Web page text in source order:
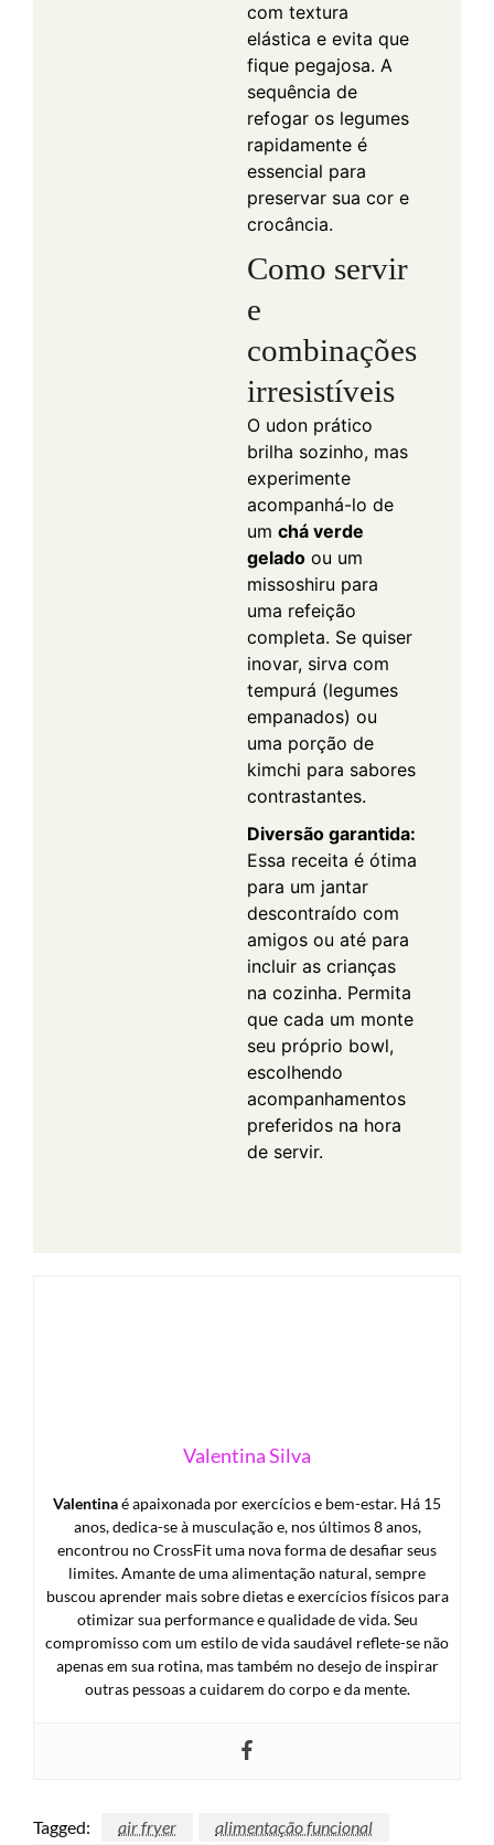
com textura
elástica e evita que
fique pegajosa. A
sequência de
refogar os legumes
rapidamente é
essencial para
preservar sua cor e
crocância.
Como servir
e
combinações
irresistíveis
O udon prático
brilha sozinho, mas
experimente
acompanhá-lo de
um chá verde
gelado ou um
missoshiru para
uma refeição
completa. Se quiser
inovar, sirva com
tempurá (legumes
empanados) ou
uma porção de
kimchi para sabores
contrastantes.
Diversão garantida:
Essa receita é ótima
para um jantar
descontraído com
amigos ou até para
incluir as crianças
na cozinha. Permita
que cada um monte
seu próprio bowl,
escolhendo
acompanhamentos
preferidos na hora
de servir.
Valentina Silva
Valentinaé apaixonada por exercícios e bem-estar. Há 15
anos, dedica-se à musculação e, nos últimos 8 anos,
encontrou no CrossFit uma nova forma de desafiar seus
limites. Amante de uma alimentação natural, sempre
buscou aprender mais sobre dietas e exercícios físicos para
otimizar sua performance e qualidade de vida. Seu
compromisso com um estilo de vida saudável reflete-se não
apenas em sua rotina, mas também no desejo de inspirar
outras pessoas a cuidarem do corpo e da mente.
Tagged: air fryer
alimentação funcional